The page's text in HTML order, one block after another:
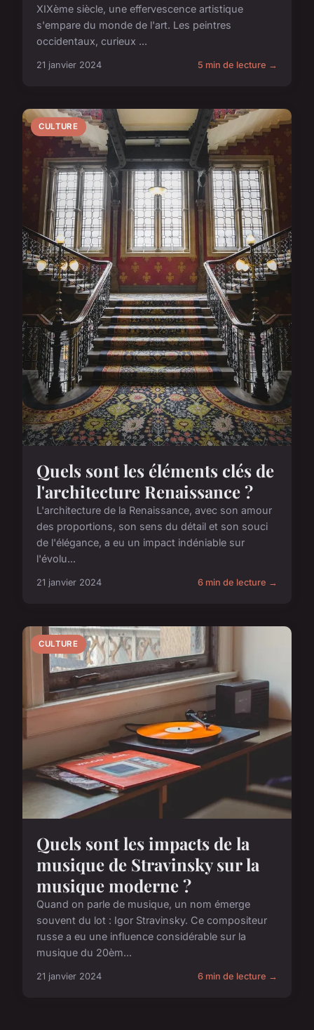
XIXème siècle, une effervescence artistique
s'empare du monde de l'art. Les peintres
occidentaux, curieux ...
21 janvier 2024 5 min de lecture →
CULTURE
Quels sont les éléments clés de
l'architecture Renaissance ?
L'architecture de la Renaissance, avec son amour
des proportions, son sens du détail et son souci
de l'élégance, a eu un impact indéniable sur
l'évolu...
21 janvier 2024 6 min de lecture →
CULTURE
Quels sont les impacts de la
musique de Stravinsky sur la
musique moderne ?
Quand on parle de musique, un nom émerge
souvent du lot : Igor Stravinsky. Ce compositeur
russe a eu une influence considérable sur la
musique du 20èm...
21 janvier 2024 6 min de lecture →